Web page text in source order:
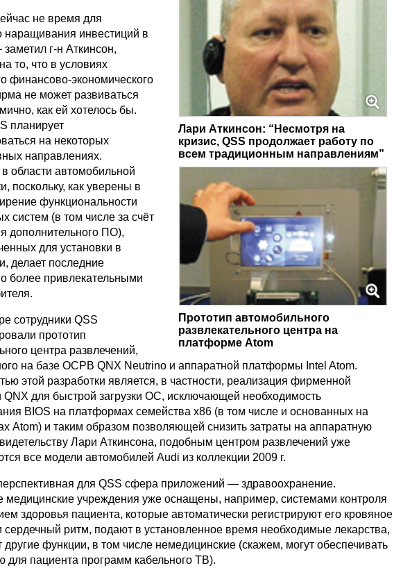
Лари Аткинсон: “Несмотря на
кризис, QSS продолжает работу по
всем традиционным направлениям”
Прототип автомобильного
развлекательного центра на
платформе Atom
не время для
наращивания инвестиций в
г-н Аткинсон,
то, что в условиях
финансово-экономического
не может развиваться
как ей хотелось бы.
планирует
на некоторых
направлениях.
области автомобильной
поскольку, как уверены в
функциональности
систем (в том числе за счёт
дополнительного ПО),
для установки в
делает последние
более привлекательными
сотрудники QSS
прототип
центра развлечений,
на базе ОСРВ QNX Neutrino и аппаратной платформы Intel Atom.
этой разработки является, в частности, реализация фирменной
QNX для быстрой загрузки ОС, исключающей необходимость
BIOS на платформах семейства x86 (в том числе и основанных на
Atom) и таким образом позволяющей снизить затраты на аппаратную
Лари Аткинсона, подобным центром развлечений уже
все модели автомобилей Audi из коллекции 2009 г.
для QSS сфера приложений — здравоохранение.
медицинские учреждения уже оснащены, например, системами контроля
здоровья пациента, которые автоматически регистрируют его кровяное
сердечный ритм, подают в установленное время необходимые лекарства,
функции, в том числе немедицинские (скажем, могут обеспечивать
для пациента программ кабельного ТВ).